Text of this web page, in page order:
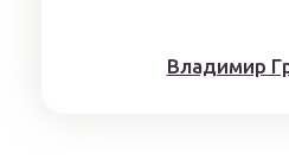
Влaдимиp